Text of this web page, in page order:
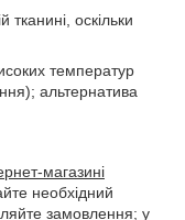
тканині, оскільки
температур
альтернатива
магазині
необхідний
замовлення; у